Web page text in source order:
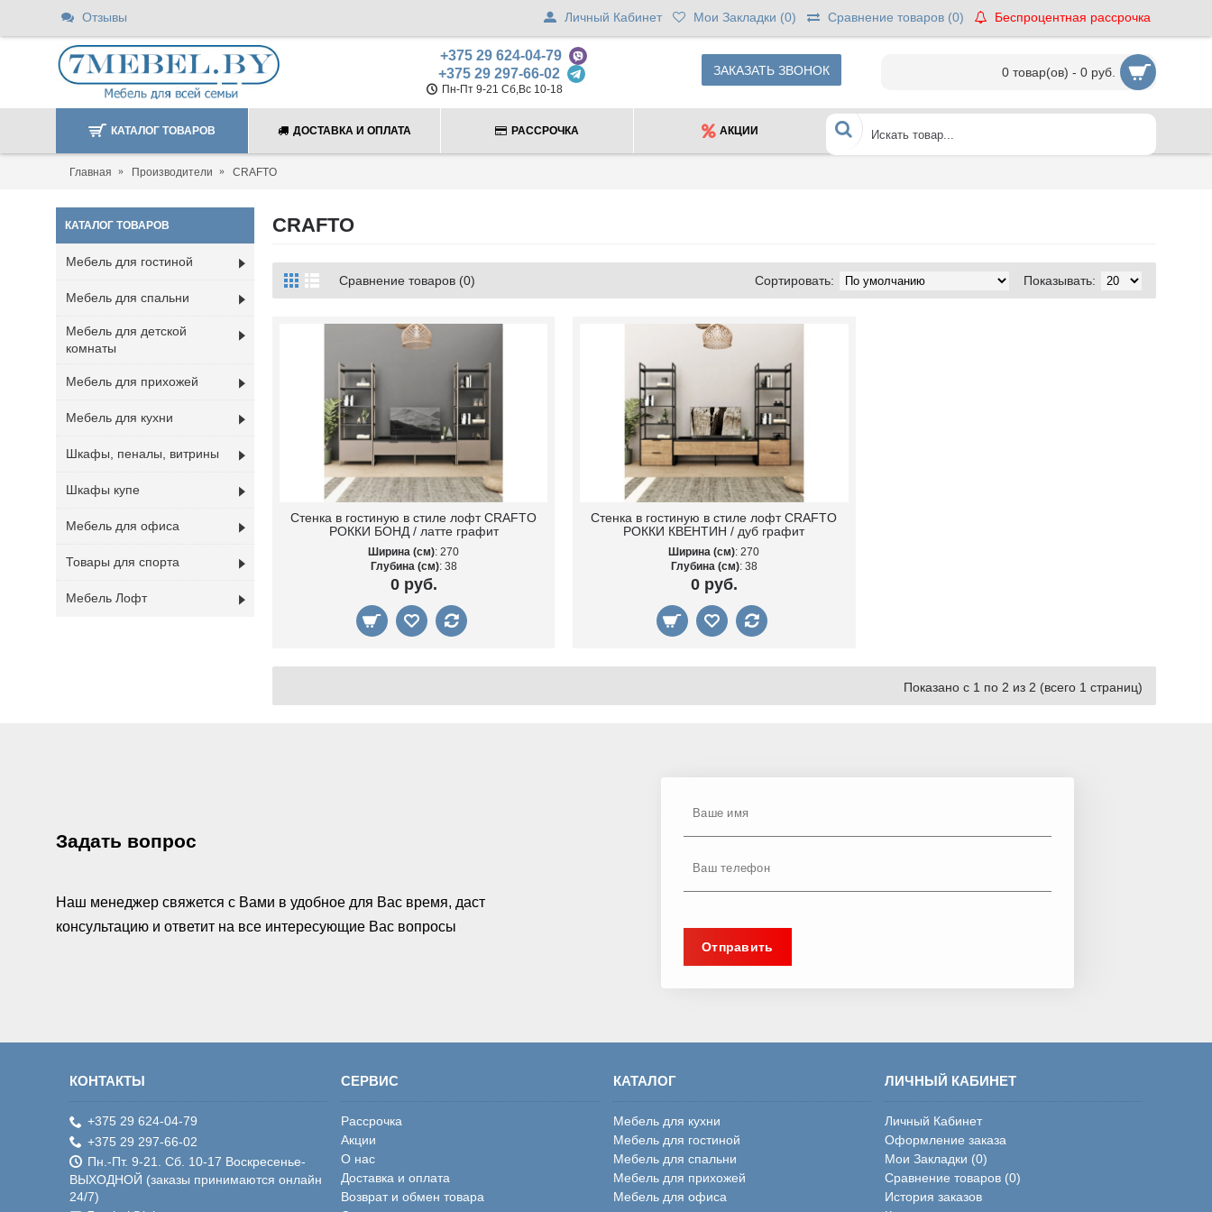
Отзывы Личный Кабинет Мои Закладки (0) Сравнение товаров (0) Беспроцентная рассрочка
+375 29 624-04-79
+375 29 297-66-02
Пн-Пт 9-21 Сб,Вс 10-18
ЗАКАЗАТЬ ЗВОНОК 0 товар(ов) - 0 руб.
КАТАЛОГ ТОВАРОВ ДОСТАВКА И ОПЛАТА РАССРОЧКА АКЦИИ
Главная Производители CRAFTO
КАТАЛОГ ТОВАРОВ
Мебель для гостиной
Мебель для спальни
Мебель для детской
комнаты
Мебель для прихожей
Мебель для кухни
Шкафы, пеналы, витрины
Шкафы купе
Мебель для офиса
Товары для спорта
Мебель Лофт
CRAFTO
Сравнение товаров (0) Показывать:
Сортировать:
Стенка в гостиную в стиле лофт CRAFTO
РОККИ БОНД / латте графит
Ширина (см): 270
Глубина (см): 38
0 руб.
Стенка в гостиную в стиле лофт CRAFTO
РОККИ КВЕНТИН / дуб графит
Ширина (см): 270
Глубина (см): 38
0 руб.
Показано с 1 по 2 из 2 (всего 1 страниц)
Задать вопрос
Наш менеджер свяжется с Вами в удобное для Вас время, даст
консультацию и ответит на все интересующие Вас вопросы
КОНТАКТЫ
+375 29 624-04-79
+375 29 297-66-02
Пн.-Пт. 9-21. Сб. 10-17 Воскресенье-
ВЫХОДНОЙ (заказы принимаются онлайн
24/7)
СЕРВИС
Рассрочка
Акции
О нас
Доставка и оплата
Возврат и обмен товара
КАТАЛОГ
Мебель для кухни
Мебель для гостиной
Мебель для спальни
Мебель для прихожей
Мебель для офиса
ЛИЧНЫЙ КАБИНЕТ
Личный Кабинет
Оформление заказа
Мои Закладки (0)
Сравнение товаров (0)
История заказов